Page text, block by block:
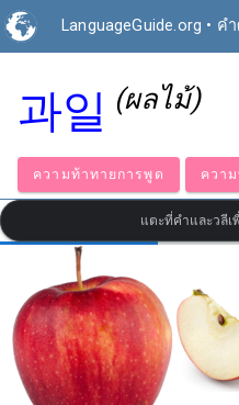
LanguageGuide.org • ค
과일 (ผลไม้)
ความท้าทายการพูด
แตะที่คำและวลีเ